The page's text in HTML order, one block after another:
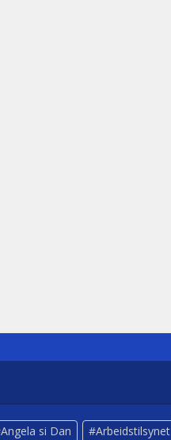
Angela si Dan Arbeidstilsynet